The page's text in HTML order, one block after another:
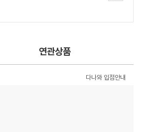
연관상품
다나와 입점안내